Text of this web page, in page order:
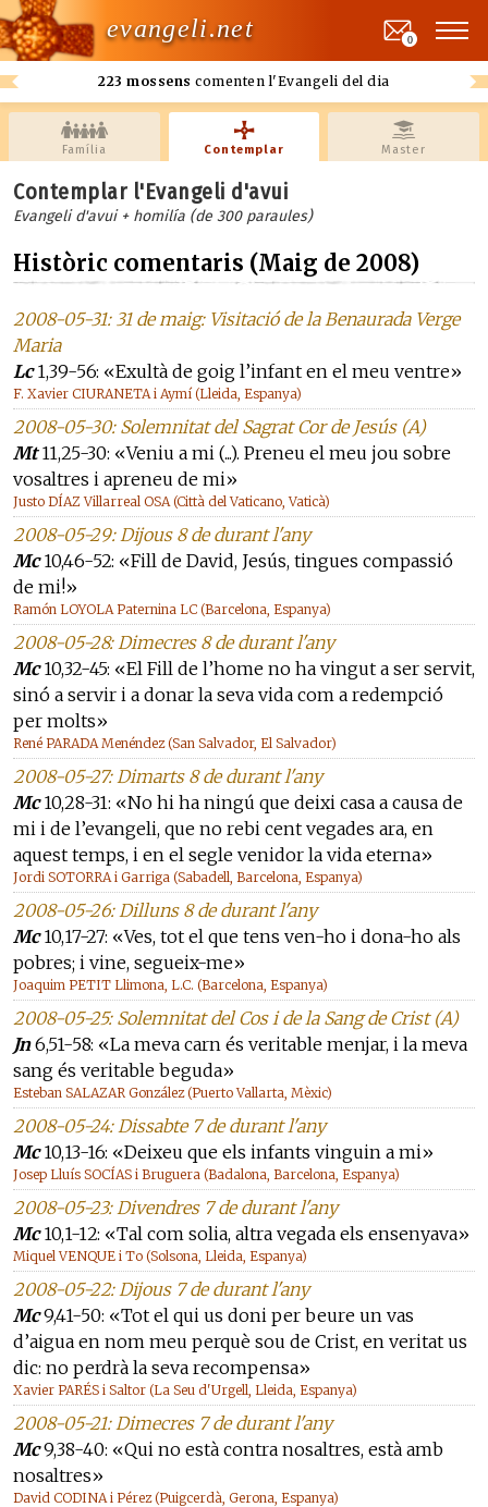
evangeli.net
223 mossens comenten l'Evangeli del dia
0
Família Contemplar Master
Contemplar l'Evangeli d'avui
Evangeli d'avui + homilía (de 300 paraules)
Històric comentaris (Maig de 2008)
2008-05-31: 31 de maig: Visitació de la Benaurada Verge
Maria
Lc1,39-56: «Exultà de goig l’infant en el meu ventre»
F. Xavier CIURANETA i Aymí (Lleida, Espanya)
2008-05-30: Solemnitat del Sagrat Cor de Jesús (A)
Mt11,25-30: «Veniu a mi (...). Preneu el meu jou sobre
vosaltres i apreneu de mi»
Justo DÍAZ Villarreal OSA (Città del Vaticano, Vaticà)
2008-05-29: Dijous 8 de durant l'any
Mc10,46-52: «Fill de David, Jesús, tingues compassió
de mi!»
Ramón LOYOLA Paternina LC (Barcelona, Espanya)
2008-05-28: Dimecres 8 de durant l'any
Mc10,32-45: «El Fill de l’home no ha vingut a ser servit,
sinó a servir i a donar la seva vida com a redempció
per molts»
René PARADA Menéndez (San Salvador, El Salvador)
2008-05-27: Dimarts 8 de durant l'any
Mc10,28-31: «No hi ha ningú que deixi casa a causa de
mi i de l’evangeli, que no rebi cent vegades ara, en
aquest temps, i en el segle venidor la vida eterna»
Jordi SOTORRA i Garriga (Sabadell, Barcelona, Espanya)
2008-05-26: Dilluns 8 de durant l'any
Mc10,17-27: «Ves, tot el que tens ven-ho i dona-ho als
pobres; i vine, segueix-me»
Joaquim PETIT Llimona, L.C. (Barcelona, Espanya)
2008-05-25: Solemnitat del Cos i de la Sang de Crist (A)
Jn6,51-58: «La meva carn és veritable menjar, i la meva
sang és veritable beguda»
Esteban SALAZAR González (Puerto Vallarta, Mèxic)
2008-05-24: Dissabte 7 de durant l'any
Mc10,13-16: «Deixeu que els infants vinguin a mi»
Josep Lluís SOCÍAS i Bruguera (Badalona, Barcelona, Espanya)
2008-05-23: Divendres 7 de durant l'any
Mc10,1-12: «Tal com solia, altra vegada els ensenyava»
Miquel VENQUE i To (Solsona, Lleida, Espanya)
2008-05-22: Dijous 7 de durant l'any
Mc9,41-50: «Tot el qui us doni per beure un vas
d’aigua en nom meu perquè sou de Crist, en veritat us
dic: no perdrà la seva recompensa»
Xavier PARÉS i Saltor (La Seu d'Urgell, Lleida, Espanya)
2008-05-21: Dimecres 7 de durant l'any
Mc9,38-40: «Qui no està contra nosaltres, està amb
nosaltres»
David CODINA i Pérez (Puigcerdà, Gerona, Espanya)